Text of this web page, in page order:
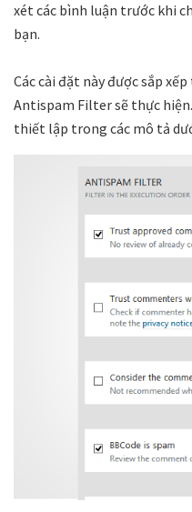
xét các bình luận trước khi
bạn.
Các cài đặt này được sắp
Antispam Filter sẽ thực
thiết lập trong các mô tả